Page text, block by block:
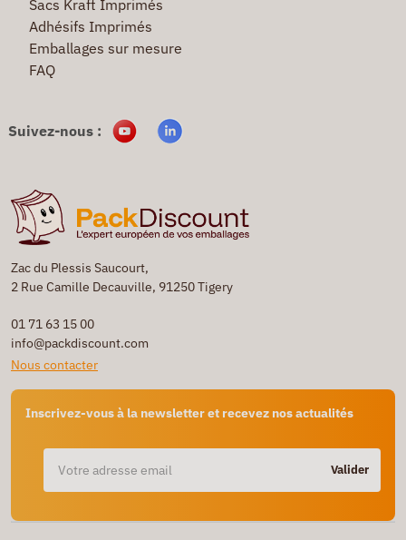
Zac du Plessis Saucourt,
2 Rue Camille Decauville, 91250 Tigery
01 71 63 15 00
info@packdiscount.com
Nous contacter
Inscrivez-vous à la newsletter et recevez nos actualités
Valider
Sacs Kraft Imprimés
Adhésifs Imprimés
Emballages sur mesure
FAQ
Suivez-nous :